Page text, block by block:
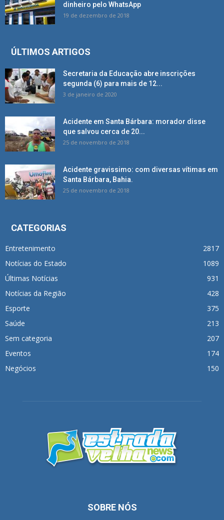
dinheiro pelo WhatsApp
19 de dezembro de 2018
ÚLTIMOS ARTIGOS
Secretaria da Educação abre inscrições
segunda (6) para mais de 12...
3 de janeiro de 2020
Acidente em Santa Bárbara: morador disse
que salvou cerca de 20...
25 de novembro de 2018
Acidente gravissimo: com diversas vítimas em
Santa Bárbara, Bahia.
25 de novembro de 2018
CATEGORIAS
Entretenimento
2817
Notícias do Estado
1089
Últimas Notícias
931
Notícias da Região
428
Esporte
375
Saúde
213
Sem categoria
207
Eventos
174
Negócios
150
SOBRE NÓS